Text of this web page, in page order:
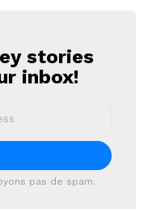
stories
inbox!
pas de spam.